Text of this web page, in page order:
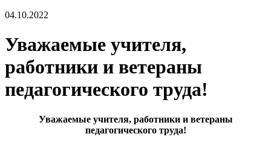
04.10.2022
Уважаемые учителя,
работники и ветераны
педагогического труда!
Уважаемые учителя, работники и ветераны
педагогического труда!